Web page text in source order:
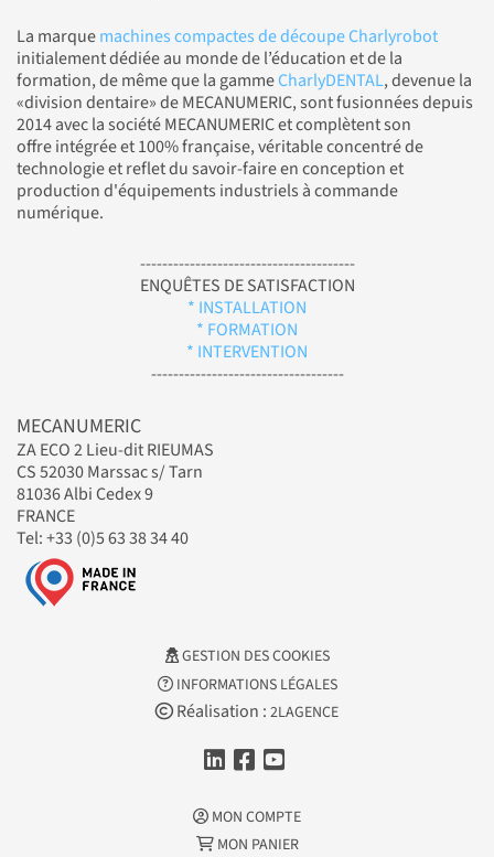
La marquemachines compactes de découpe Charlyrobot
initialement dédiée au monde de l’éducation et de la
formation, de même que la gammeCharlyDENTAL, devenue la
«division dentaire» de MECANUMERIC, sont fusionnées depuis
2014 avec la société MECANUMERIC et complètent son
offre intégrée et 100% française, véritable concentré de
technologie et reflet du savoir-faire en conception et
production d'équipements industriels à commande
numérique.
---------------------------------------
ENQUÊTES DE SATISFACTION
* INSTALLATION
* FORMATION
* INTERVENTION
-----------------------------------
MECANUMERIC
ZA ECO 2 Lieu-dit RIEUMAS
CS 52030 Marssac s/ Tarn
81036 Albi Cedex 9
FRANCE
Tel: +33 (0)5 63 38 34 40
GESTION DES COOKIES
INFORMATIONS LÉGALES
Réalisation : 2LAGENCE
MON COMPTE
MON PANIER